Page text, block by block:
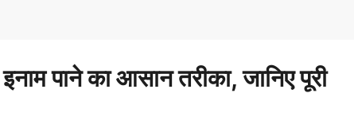
पाने का आसान तरीका, जानिए पूरी